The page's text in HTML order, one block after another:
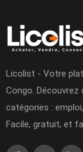
Licolist - Votre
Congo. Découvrez
catégories :
Facile, gratuit, et